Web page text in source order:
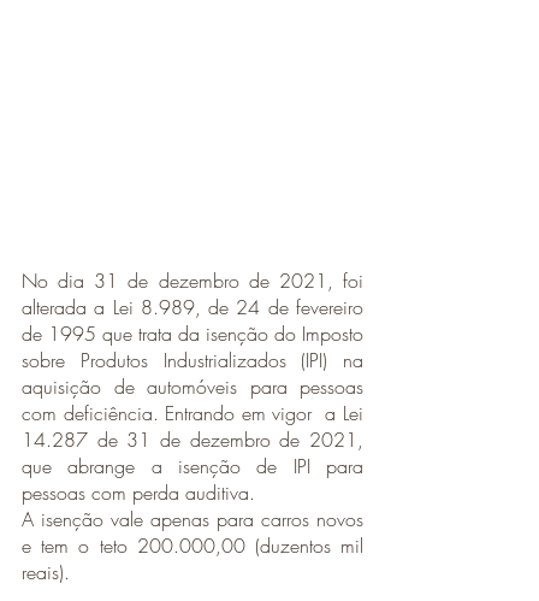
No dia 31 de dezembro de 2021, foi
alterada a Lei 8.989, de 24 de fevereiro
de 1995 que trata da isenção do Imposto
sobre Produtos Industrializados (IPI) na
aquisição de automóveis para pessoas
com deficiência. Entrando em vigor  a Lei
14.287 de 31 de dezembro de 2021,
que abrange a isenção de IPI para
pessoas com perda auditiva.
A isenção vale apenas para carros novos
e tem o teto 200.000,00 (duzentos mil
reais).